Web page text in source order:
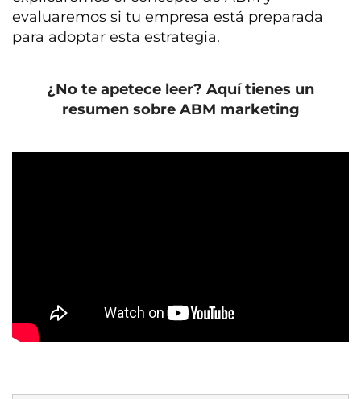
evaluaremos si tu empresa está preparada
para adoptar esta estrategia.
¿No te apetece leer? Aquí tienes un
resumen sobre ABM marketing